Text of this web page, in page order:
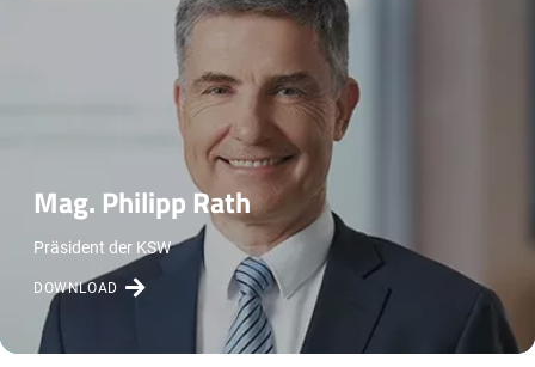
Mag. Philipp Rath
Präsident der KSW
DOWNLOAD